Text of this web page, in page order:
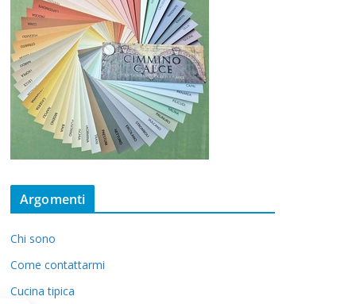
Argomenti
Chi sono
Come contattarmi
Cucina tipica